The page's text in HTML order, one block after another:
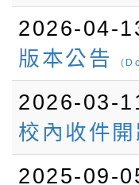
2026-04-
版本公告
(
2026-03-
校內收件
2025-09-